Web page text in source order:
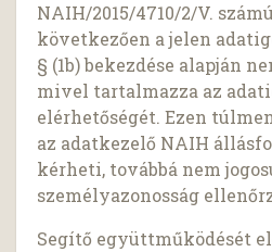
NAIH/2015/4710/2/V.
következően a jelen
§ (1b) bekezdése alapján
mivel tartalmazza az
elérhetőségét. Ezen
az adatkezelő NAIH
kérheti, továbbá nem
személyazonosság
Segítő együttműködését